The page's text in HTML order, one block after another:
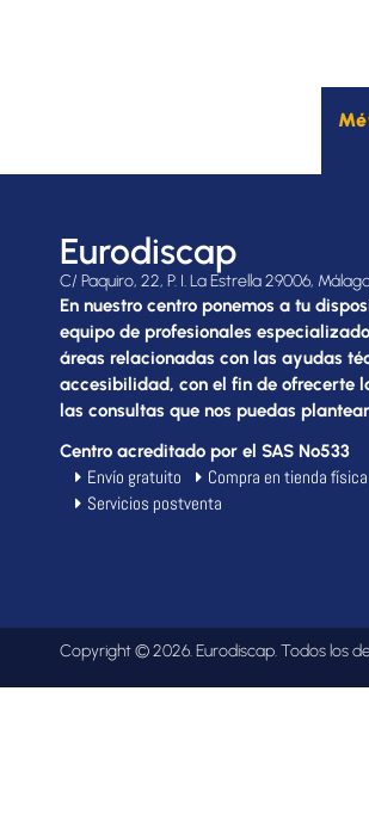
Eurodiscap
C/ Paquiro, 22, P. I. La Estrella 29006,
En nuestro centro ponemos a tu
equipo de profesionales
áreas relacionadas con las ayudas
accesibilidad, con el fin de ofrecerte
las consultas que nos puedas
Centro acreditado por el SAS Nº533
Envío gratuito
Compra en tienda física
Servicios postventa
Copyright © 2026. Eurodiscap. Todos los